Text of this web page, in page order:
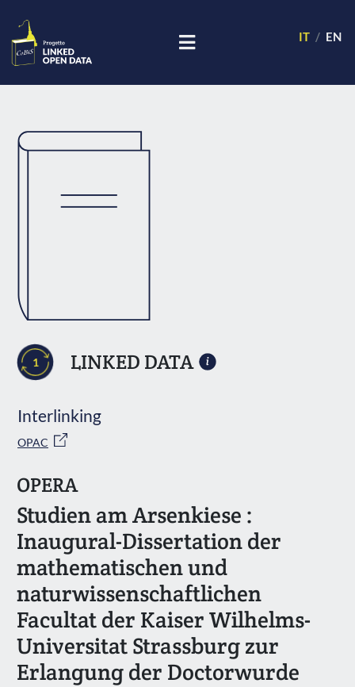
IT EN
1 LINKED DATA
Interlinking
OPAC
OPERA
Studien am Arsenkiese :
Inaugural-Dissertation der
mathematischen und
naturwissenschaftlichen
Facultat der Kaiser Wilhelms-
Universitat Strassburg zur
Erlangung der Doctorwurde